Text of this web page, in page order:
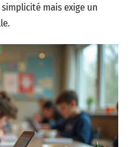
mais exige un